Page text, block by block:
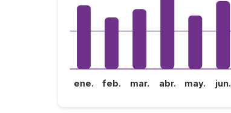
ene. feb. mar. abr. may. jun.